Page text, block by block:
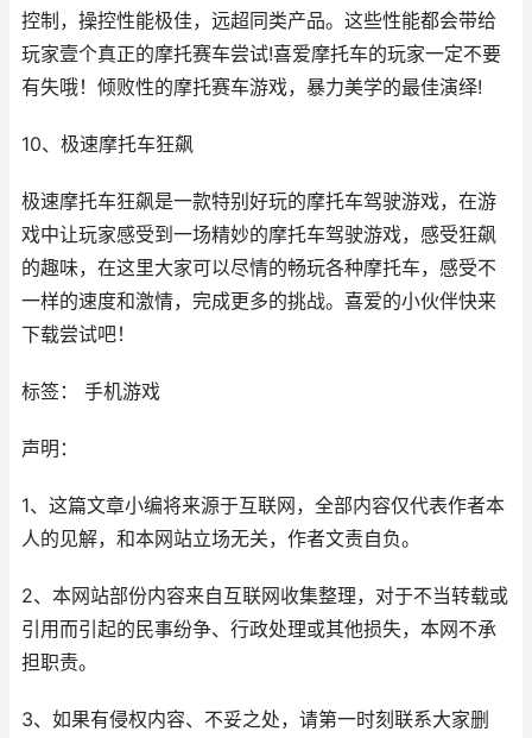
控制，操控性能极佳，远超同类产品。这些性能都会带给
玩家壹个真正的摩托赛车尝试!喜爱摩托车的玩家一定不要
有失哦！倾败性的摩托赛车游戏，暴力美学的最佳演绎!
10、极速摩托车狂飙
极速摩托车狂飙是一款特别好玩的摩托车驾驶游戏，在游
戏中让玩家感受到一场精妙的摩托车驾驶游戏，感受狂飙
的趣味，在这里大家可以尽情的畅玩各种摩托车，感受不
一样的速度和激情，完成更多的挑战。喜爱的小伙伴快来
下载尝试吧！
标签： 手机游戏
声明：
1、这篇文章小编将来源于互联网，全部内容仅代表作者本
人的见解，和本网站立场无关，作者文责自负。
2、本网站部份内容来自互联网收集整理，对于不当转载或
引用而引起的民事纷争、行政处理或其他损失，本网不承
担职责。
3、如果有侵权内容、不妥之处，请第一时刻联系大家删